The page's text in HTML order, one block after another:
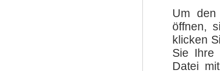
Um den
öffnen,
klicken
Sie Ihre
Datei